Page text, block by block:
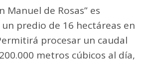
Manuel de Rosas” es
predio de 16 hectáreas en
procesar un caudal
metros cúbicos al día,